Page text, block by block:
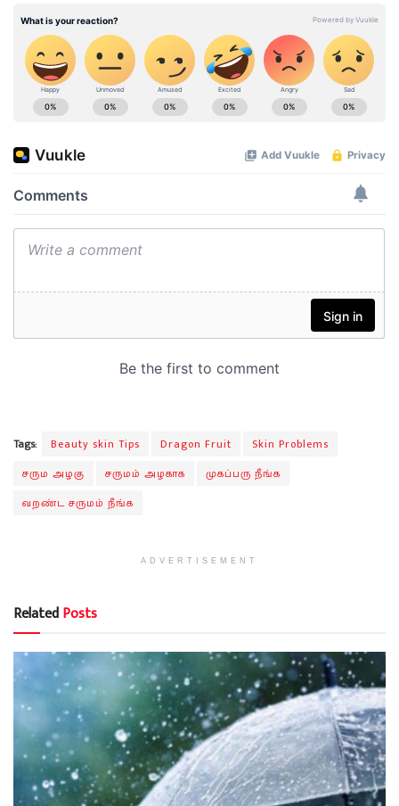
Tags: Beauty skin Tips Dragon Fruit
Skin Problems
சரும அழகு
சருமம் அழகாக
முகப்பரு நீங்க
வறண்ட சருமம் நீங்க
ADVERTISEMENT
RelatedPosts